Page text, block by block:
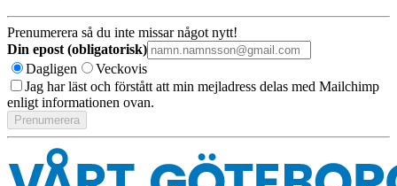
Prenumerera så du inte missar något nytt!
Din epost (obligatorisk)
Dagligen
Veckovis
Jag har läst och förstått att min mejladress delas med Mailchimp
enligt informationen ovan.